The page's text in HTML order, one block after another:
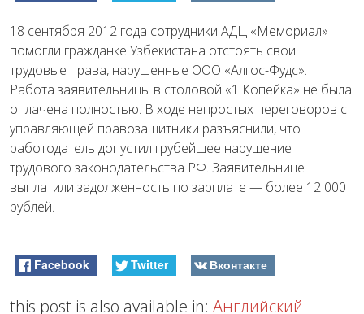
18 сентября 2012 года сотрудники АДЦ «Мемориал»
помогли гражданке Узбекистана отстоять свои
трудовые права, нарушенные ООО «Алгос-Фудс».
Работа заявительницы в столовой «1 Копейка» не была
оплачена полностью. В ходе непростых переговоров с
управляющей правозащитники разъяснили, что
работодатель допустил грубейшее нарушение
трудового законодательства РФ. Заявительнице
выплатили задолженность по зарплате — более 12 000
рублей.
Facebook Twitter Вконтакте
this post is also available in: Английский